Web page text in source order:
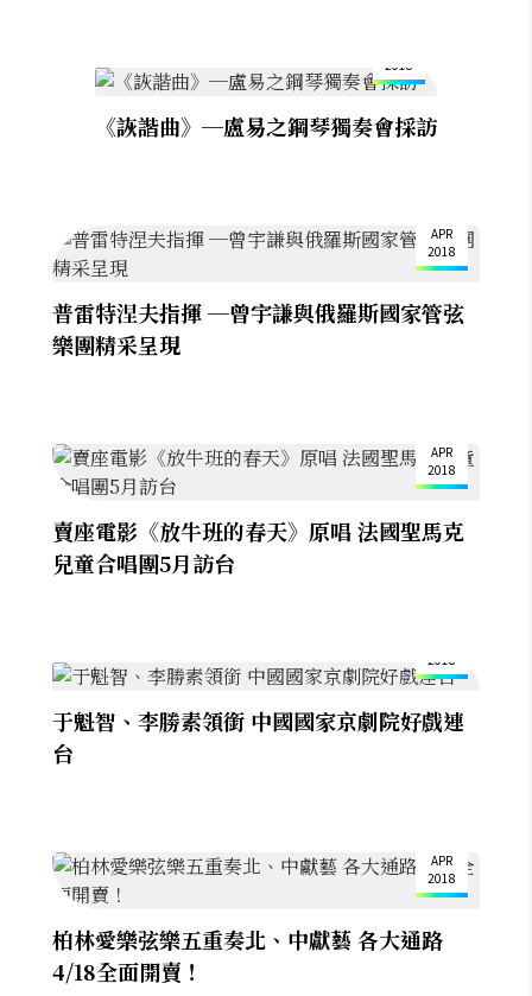
2018
《詼諧曲》─盧易之鋼琴獨奏會採訪
APR
2018
普雷特涅夫指揮 ─曾宇謙與俄羅斯國家管弦
樂團精采呈現
APR
2018
賣座電影《放牛班的春天》原唱 法國聖馬克
兒童合唱團5月訪台
2018
于魁智、李勝素領銜 中國國家京劇院好戲連
台
APR
2018
柏林愛樂弦樂五重奏北、中獻藝 各大通路
4/18全面開賣！